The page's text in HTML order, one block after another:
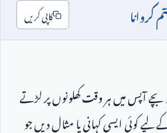
کروانا کاپی کریں